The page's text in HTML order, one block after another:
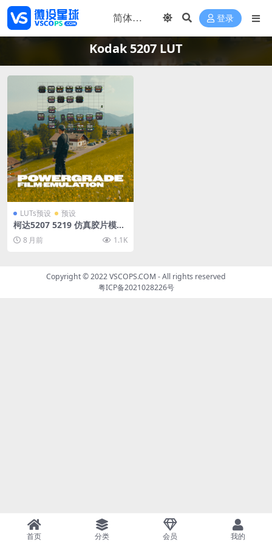
登录
Kodak 5207 LUT
LUTs预设 预设
柯达5207 5219 仿真胶片模拟
Vincent Color Film PowerG
rade 下载 LUT预设怀旧外观
8 月前 1.1K
Copyright © 2022VSCOPS.COM - All rights reserved
粤ICP备2021028226号
首页 分类 会员 我的